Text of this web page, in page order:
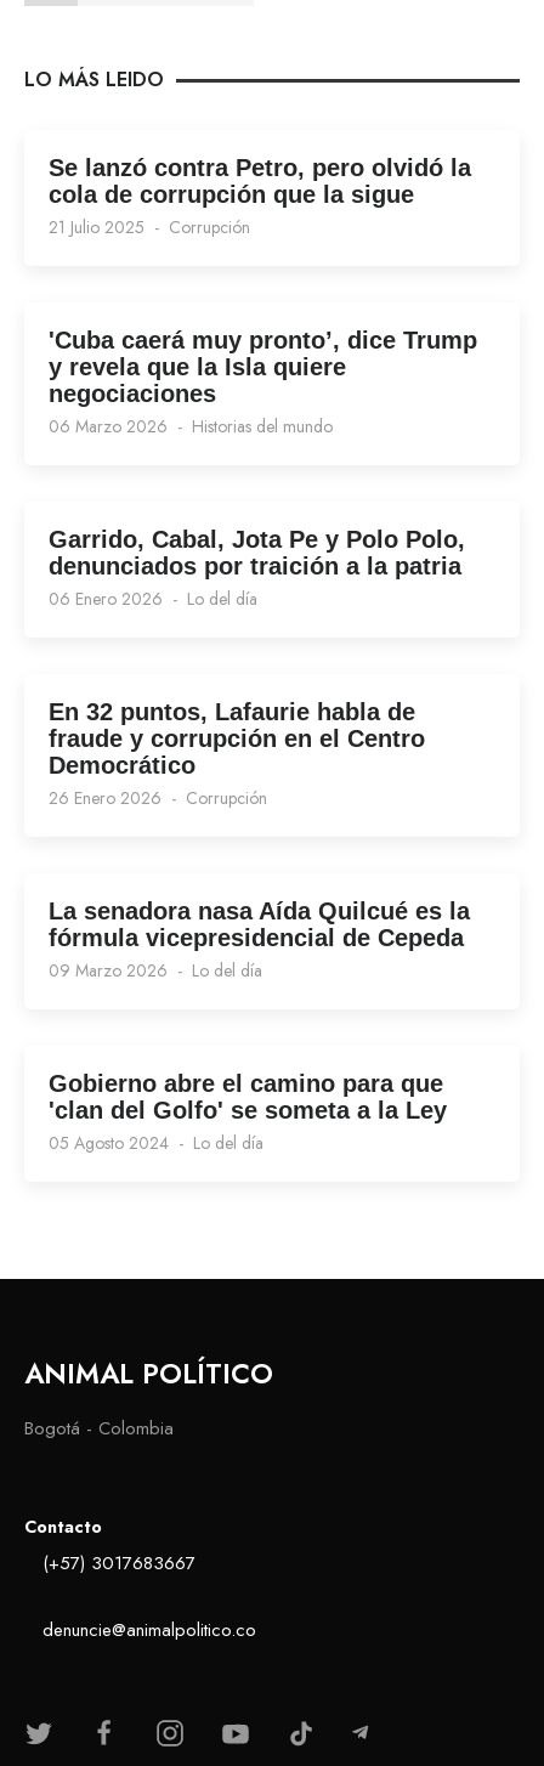
LO MÁS LEIDO
Se lanzó contra Petro, pero olvidó la
cola de corrupción que la sigue
21 Julio 2025 Corrupción
'Cuba caerá muy pronto’, dice Trump
y revela que la Isla quiere
negociaciones
06 Marzo 2026 Historias del mundo
Garrido, Cabal, Jota Pe y Polo Polo,
denunciados por traición a la patria
06 Enero 2026 Lo del día
En 32 puntos, Lafaurie habla de
fraude y corrupción en el Centro
Democrático
26 Enero 2026 Corrupción
La senadora nasa Aída Quilcué es la
fórmula vicepresidencial de Cepeda
09 Marzo 2026 Lo del día
Gobierno abre el camino para que
'clan del Golfo' se someta a la Ley
05 Agosto 2024 Lo del día
ANIMAL POLÍTICO
Bogotá - Colombia
Contacto
(+57) 3017683667
denuncie@animalpolitico.co